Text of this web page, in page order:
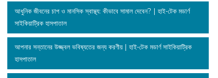
আধুনিক জীবনের চাপ ও মানসিক স্বাস্থ্য: কীভাবে সামাল দেবেন? | হাই-টেক মডার্ণ
সাইকিয়াট্রিক হাসপাতাল
আপনার সন্তানের উজ্জ্বল ভবিষ্যতের জন্য করণীয় | হাই-টেক মডার্ণ সাইকিয়াট্রিক
হাসপাতাল